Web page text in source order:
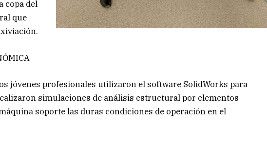
copa del
que
jóvenes profesionales utilizaron el software SolidWorks para
simulaciones de análisis estructural por elementos
soporte las duras condiciones de operación en el